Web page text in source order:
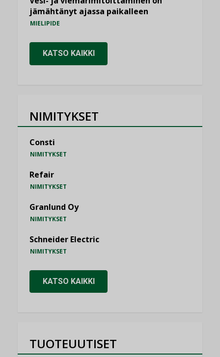
jämähtänyt ajassa paikalleen
MIELIPIDE
KATSO KAIKKI
NIMITYKSET
Consti
NIMITYKSET
Refair
NIMITYKSET
Granlund Oy
NIMITYKSET
Schneider Electric
NIMITYKSET
KATSO KAIKKI
TUOTEUUTISET